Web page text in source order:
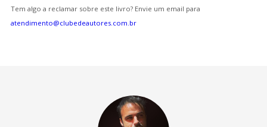
Tem algo a reclamar sobre este livro? Envie um email para
atendimento@clubedeautores.com.br